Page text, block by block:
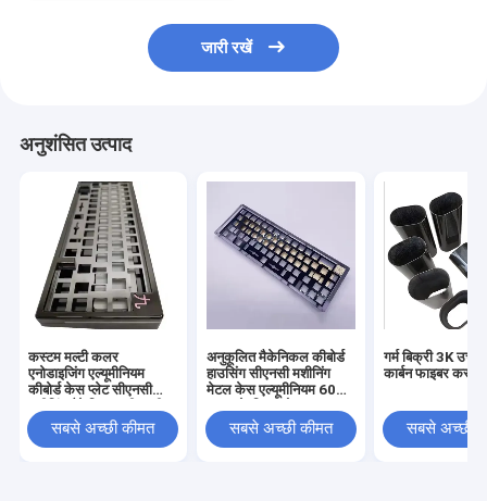
जारी रखें
अनुशंसित उत्पाद
कस्टम मल्टी कलर
एनोडाइजिंग एल्यूमीनियम
कीबोर्ड केस प्लेट सीएनसी
कीबोर्डसबसे अच्छी कीमत
अनुकूलित मैकेनिकल कीबोर्ड
हाउसिंग सीएनसी मशीनिंग
मेटल केस एल्यूमीनियम 60%
मैकेनिकल कीबोर्ड प्लेट
सबसे अच्छी कीमत
गर्म बिक्री 3K उच्च
कार्बन फाइबर कस्टम
सबसे अच्छी